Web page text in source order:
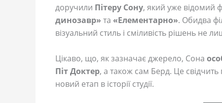
доручили Пітеру Сону, який уже відомий
динозавр» та «Елементарно». Обидва
візуальний стиль і сміливість рішень не
Цікаво, що, як зазначає джерело, Сона
Піт Доктер, а також сам Берд. Це
новий етап в історії студії.